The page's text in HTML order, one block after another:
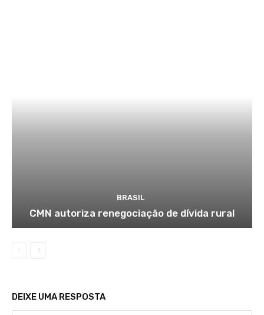
BRASIL
CMN autoriza renegociação de dívida rural
DEIXE UMA RESPOSTA